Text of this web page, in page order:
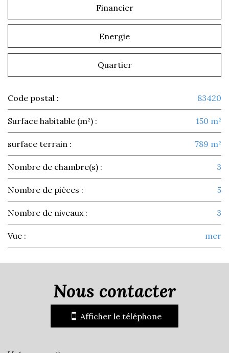
Financier
Energie
Quartier
Code postal : 83420
Surface habitable (m²) : 150 m²
surface terrain : 789 m²
Nombre de chambre(s) : 3
Nombre de pièces : 5
Nombre de niveaux : 3
Vue : mer
nous contacter
Afficher le téléphone